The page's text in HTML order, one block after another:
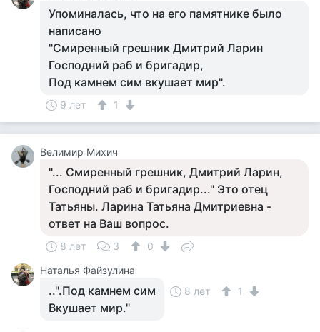
Упоминалась, что на его памятнике было
написано
"Смиренный грешник Дмитрий Ларин
Господний раб и бригадир,
Под камнем сим вкушает мир".
9 лет 1
Велимир Михич
"... Смиренный грешник, Дмитрий Ларин,
Господний раб и бригадир..." Это отец
Татьяны. Ларина Татьяна Дмитриевна -
ответ на Ваш вопрос.
8 лет 3
0
Наталья Файзулина
..".Под камнем сим
Вкушает мир."
8 лет 1